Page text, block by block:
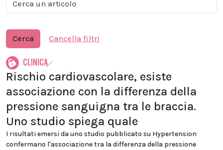
Cerca Cancella filtri
CLINICA
Rischio cardiovascolare, esiste
associazione con la differenza della
pressione sanguigna tra le braccia.
Uno studio spiega quale
I risultati emersi da uno studio pubblicato su Hypertension
confermano l'associazione tra la differenza della pressione